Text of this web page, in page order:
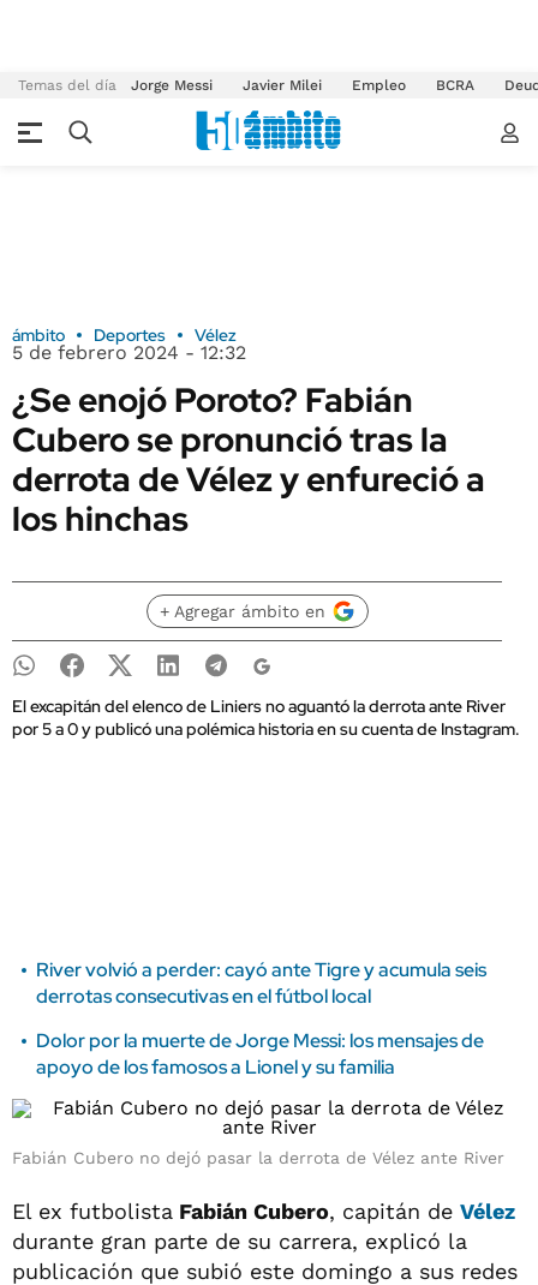
Temas del día Jorge Messi Javier Milei Empleo BCRA
ámbito Deportes Vélez
5 de febrero 2024 - 12:32
¿Se enojó Poroto? Fabián
Cubero se pronunció tras la
derrota de Vélez y enfureció a
los hinchas
+ Agregar ámbito en
El excapitán del elenco de Liniers no aguantó la derrota ante River
por 5 a 0 y publicó una polémica historia en su cuenta de Instagram.
River volvió a perder: cayó ante Tigre y acumula seis
derrotas consecutivas en el fútbol local
Dolor por la muerte de Jorge Messi: los mensajes de
apoyo de los famosos a Lionel y su familia
Fabián Cubero no dejó pasar la derrota de Vélez ante River
El ex futbolista Fabián Cubero, capitán de Vélez
durante gran parte de su carrera, explicó la
publicación que subió este domingo a sus redes